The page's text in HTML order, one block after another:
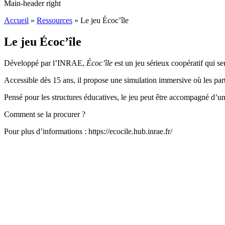
Main-header right
Accueil » Ressources » Le jeu Écoc’île
Le jeu Écoc’île
Développé par l’INRAE, Écoc’île est un jeu sérieux coopératif qui
Accessible dès 15 ans, il propose une simulation immersive où les
Pensé pour les structures éducatives, le jeu peut être accompagné
Comment se la procurer ?
Pour plus d’informations : https://ecocile.hub.inrae.fr/